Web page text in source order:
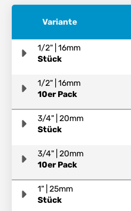
Variante
1/2" | 16mm
Stück
1/2" | 16mm
10er Pack
3/4" | 20mm
Stück
3/4" | 20mm
10er Pack
1" | 25mm
Stück